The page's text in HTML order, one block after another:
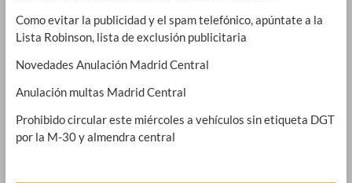
Como evitar la publicidad y el spam telefónico, apúntate a la
Lista Robinson, lista de exclusión publicitaria
Novedades Anulación Madrid Central
Anulación multas Madrid Central
Prohibido circular este miércoles a vehículos sin etiqueta DGT
por la M-30 y almendra central